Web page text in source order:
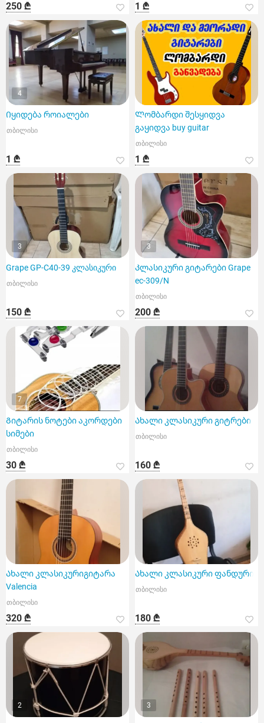
250 ₾ 1 ₾
4
Იყიდება როიალები
თბილისი
1 ₾
Ლომბარდი შესყიდვა
გაყიდვა buy guitar
თბილისი
1 ₾
3
Grape GP-C40-39 კლასიკური
თბილისი
150 ₾
3
Კლასიკური გიტარები Grape
ec-309/N
თბილისი
200 ₾
7
Გიტარის ნოტები აკორდები
სიმები
თბილისი
30 ₾
Ახალი კლასიკური გიტრები
თბილისი
160 ₾
Ახალი კლასიკურიგიტარა
Valencia
თბილისი
320 ₾
Ახალი კლასიკური ფანდური
თბილისი
180 ₾
2 3